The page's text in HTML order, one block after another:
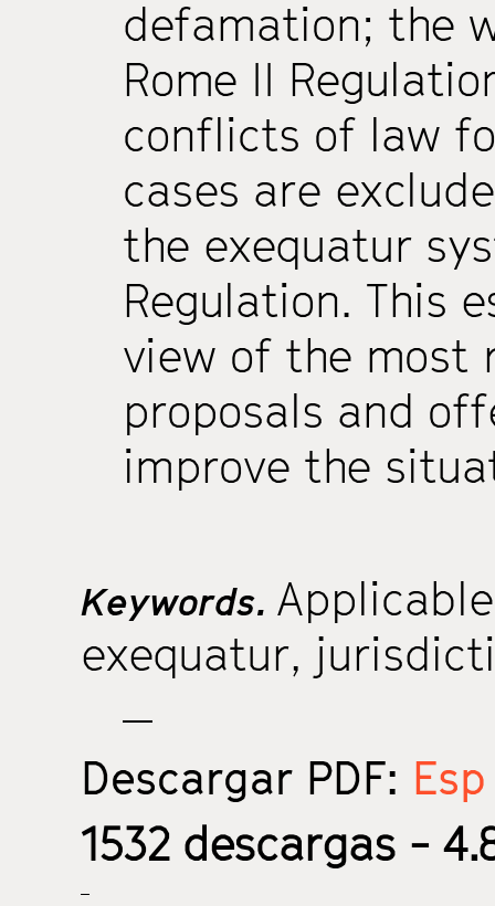
defamation; the
Rome II
conflicts of law
cases are
the exequatur
Regulation. This
view of the most
proposals and
improve the
Keywords.
exequatur,
Descargar PDF:
1532descargas -